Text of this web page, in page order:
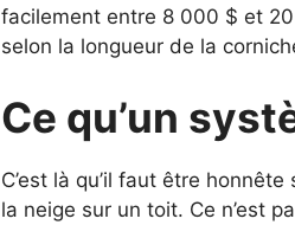
facilement entre 8 000 $ et
selon la longueur de la
Ce qu’un
C’est là qu’il faut être
la neige sur un toit. Ce n’est